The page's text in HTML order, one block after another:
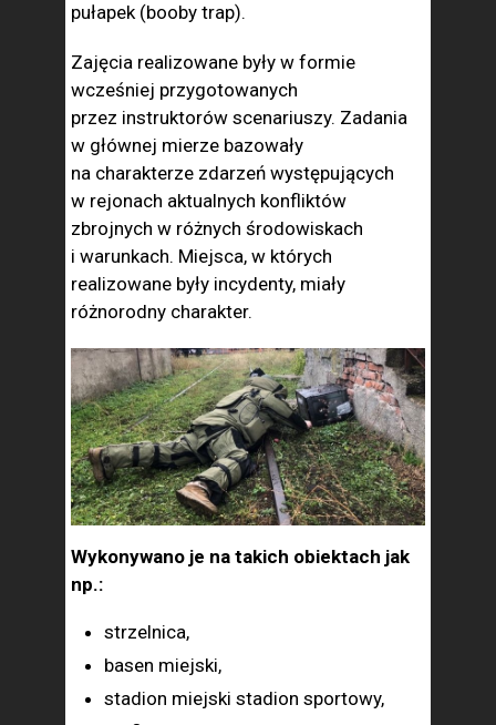
pułapek (booby trap).
Zajęcia realizowane były w formie
wcześniej przygotowanych
przez instruktorów scenariuszy. Zadania
w głównej mierze bazowały
na charakterze zdarzeń występujących
w rejonach aktualnych konfliktów
zbrojnych w różnych środowiskach
i warunkach. Miejsca, w których
realizowane były incydenty, miały
różnorodny charakter.
Wykonywano je na takich obiektach jak
np.:
strzelnica,
basen miejski,
stadion miejski stadion sportowy,